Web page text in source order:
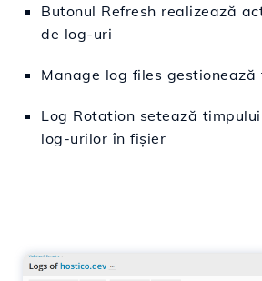
Butonul Refresh realizează
de log-uri
Manage log files gestionează
Log Rotation setează
log-urilor în fișier